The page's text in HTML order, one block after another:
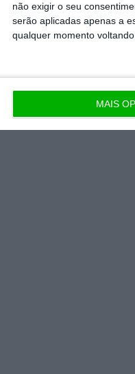
não exigir o seu
serão aplicadas apenas a
qualquer momento
MAIS